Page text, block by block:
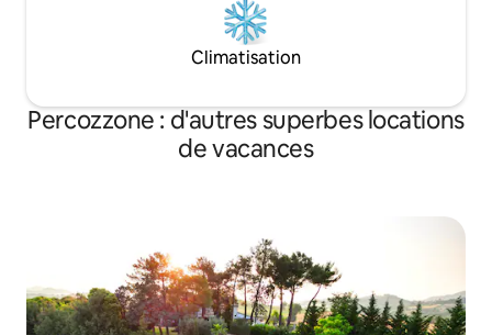
Climatisation
Percozzone : d'autres superbes locations
de vacances